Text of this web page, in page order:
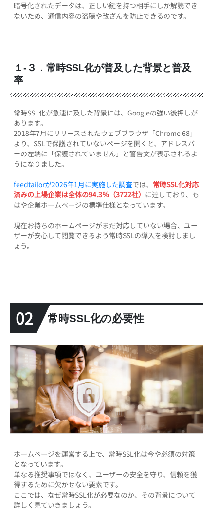
暗号化されたデータは、正しい鍵を持つ相手にしか解読でき
ないため、通信内容の盗聴や改ざんを防止できるのです。
１-３．常時SSL化が普及した背景と普及
率
常時SSL化が急速に及した背景には、Googleの強い後押しが
あります。
2018年7月にリリースされたウェブブラウザ「Chrome 68」
より、SSLで保護されていないページを開くと、アドレスバ
ーの左端に「保護されていません」と警告文が表示されるよ
うになりました。
feedtailorが2026年1月に実施した調査では、 常時SSL化対応
済みの上場企業は全体の94.3％（3722社） に達しており、も
はや企業ホームページの標準仕様となっています。
現在お持ちのホームページがまだ対応していない場合、ユー
ザーが安心して閲覧できるよう常時SSLの導入を検討しまし
ょう。
02 常時SSL化の必要性
ホームページを運営する上で、常時SSL化は今や必須の対策
となっています。
単なる推奨事項ではなく、ユーザーの安全を守り、信頼を獲
得するために欠かせない要素です。
ここでは、なぜ常時SSL化が必要なのか、その背景について
詳しく見ていきましょう。